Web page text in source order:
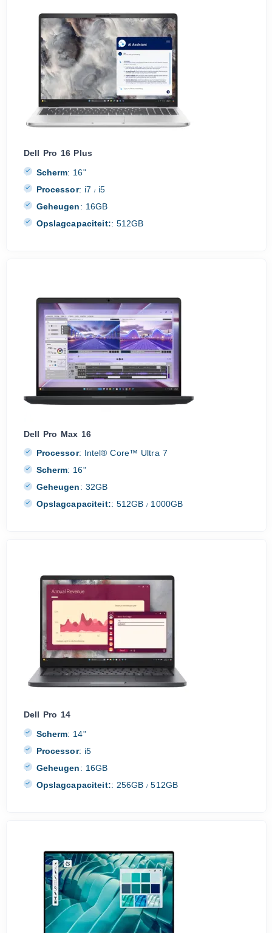
Dell Pro 16 Plus
Scherm: 16"
Processor: i7 / i5
Geheugen: 16GB
Opslagcapaciteit:: 512GB
Dell Pro Max 16
Processor: Intel® Core™ Ultra 7
Scherm: 16"
Geheugen: 32GB
Opslagcapaciteit:: 512GB/ 1000GB
Dell Pro 14
Scherm: 14"
Processor: i5
Geheugen: 16GB
Opslagcapaciteit:: 256GB/ 512GB